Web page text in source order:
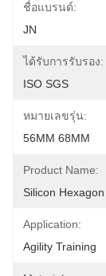
ชื่อแบรนด์:
JN
ได้รับการรับรอง:
ISO SGS
หมายเลขรุ่น:
56MM 68MM
Product Name:
Silicon
Application:
Agility Training